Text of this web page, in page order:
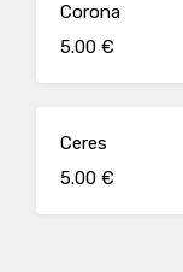
Corona
5.00 €
Ceres
5.00 €